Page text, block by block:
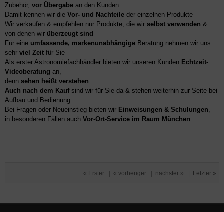
Zubehör, vor Übergabe an den Kunden
Damit kennen wir die Vor- und Nachteile der einzelnen Produkte
Wir verkaufen & empfehlen nur Produkte, die wir selbst verwenden &
von denen wir überzeugt sind
Für eine umfassende, markenunabhängige Beratung nehmen wir uns
sehr viel Zeit für Sie
Als erster Astronomiefachhändler bieten wir unseren Kunden Echtzeit-
Videoberatung an,
denn sehen heißt verstehen
Auch nach dem Kaufsind wir für Sie da & stehen weiterhin zur Seite bei
Aufbau und Bedienung
Bei Fragen oder Neueinstieg bieten wir Einweisungen & Schulungen,
in besonderen Fällen auch Vor-Ort-Service im Raum München
« Erster « vorheriger nächster » Letzter »